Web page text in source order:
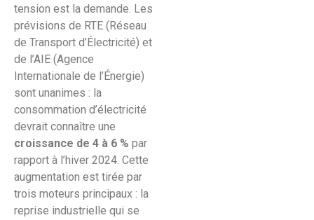
tension est la demande. Les
prévisions de RTE (Réseau
de Transport d’Électricité) et
de l’AIE (Agence
Internationale de l’Énergie)
sont unanimes : la
consommation d’électricité
devrait connaître une
croissance de 4 à 6 % par
rapport à l’hiver 2024. Cette
augmentation est tirée par
trois moteurs principaux : la
reprise industrielle qui se